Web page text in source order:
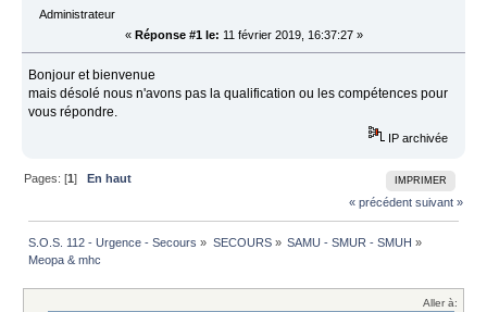
Administrateur
« Réponse #1 le: 11 février 2019, 16:37:27 »
Bonjour et bienvenue
mais désolé nous n'avons pas la qualification ou les compétences pour
vous répondre.
IP archivée
IMPRIMER
Pages: [1]
En haut
« précédent suivant »
S.O.S. 112 - Urgence - Secours » SECOURS» SAMU - SMUR - SMUH »
Meopa & mhc
Aller à: